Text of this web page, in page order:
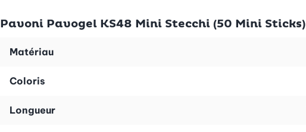
Pavoni Pavogel KS48 Mini Stecchi (50 Mini Sticks)
Matériau
Coloris
Longueur